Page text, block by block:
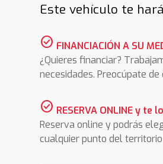
Este vehículo te
check_circle FINANCIACIÓN A SU
¿Quieres financiar?
necesidades. Preocúpate
check_circle RESERVA ONLINE y te
Reserva online y podrás
cualquier punto del